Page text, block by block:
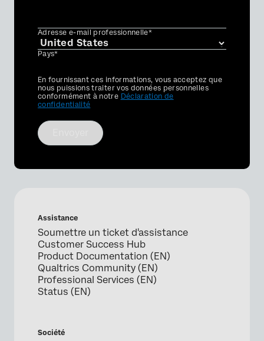
Adresse e-mail professionnelle*
Pays*
Privacy
Optin
En fournissant ces informations, vous acceptez que
nous puissions traiter vos données personnelles
conformément à notre Déclaration de
confidentialité
Assistance
Soumettre un ticket d'assistance
Customer Success Hub
Product Documentation (EN)
Qualtrics Community (EN)
Professional Services (EN)
Status (EN)
Société